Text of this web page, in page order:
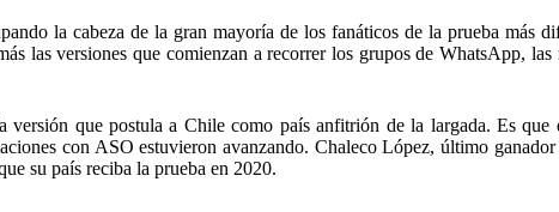
la cabeza de la gran mayoría de los fanáticos de la prueba más
las versiones que comienzan a recorrer los grupos de WhatsApp, las
versión que postula a Chile como país anfitrión de la largada. Es que
con ASO estuvieron avanzando. Chaleco López, último
su país reciba la prueba en 2020.